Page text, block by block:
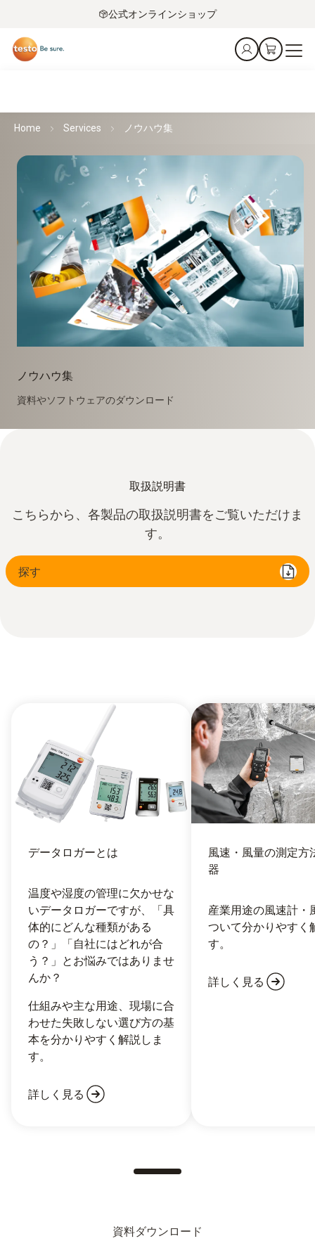
公式オンラインショップ
Home Services ノウハウ集
ノウハウ集
資料やソフトウェアのダウンロード
取扱説明書
こちらから、各製品の取扱説明書をご覧いただけま
す。
探す
データロガーとは
温度や湿度の管理に欠かせな
いデータロガーですが、「具
体的にどんな種類がある
の？」「自社にはどれが合
う？」とお悩みではありませ
んか？
仕組みや主な用途、現場に合
わせた失敗しない選び方の基
本を分かりやすく解説しま
す。
詳しく見る
風速・風量の測定方
器
産業用途の風速計・
ついて分かりやすく
す。
詳しく見る
資料ダウンロード